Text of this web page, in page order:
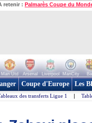
retenir : Palmarès Coupe du
Man Utd Arsenal Liverpool ManCity
Coupe d'Europe Les
des transferts Ligue 1 |